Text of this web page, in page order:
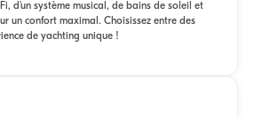
d'un système musical, de bains de soleil et
un confort maximal. Choisissez entre des
de yachting unique !